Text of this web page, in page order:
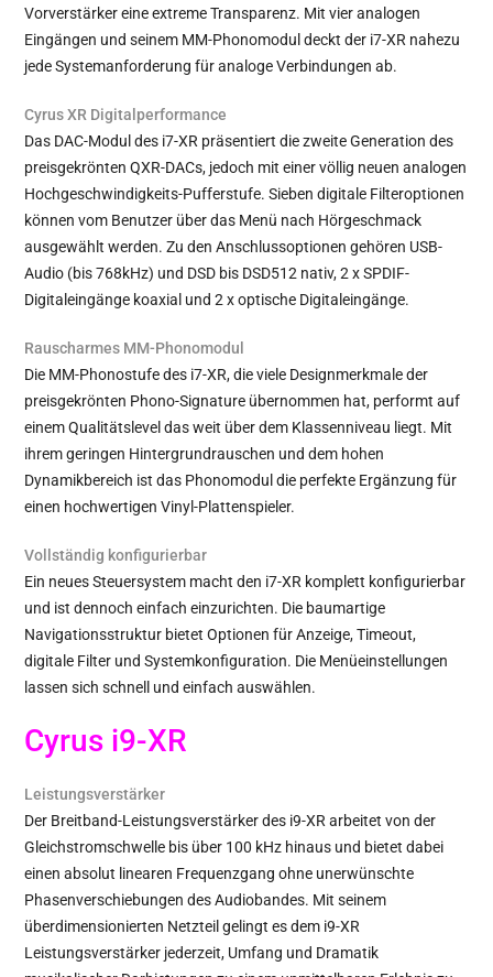
Vorverstärker eine extreme Transparenz. Mit vier analogen
Eingängen und seinem MM-Phonomodul deckt der i7-XR nahezu
jede Systemanforderung für analoge Verbindungen ab.
Cyrus XR Digitalperformance
Das DAC-Modul des i7-XR präsentiert die zweite Generation des
preisgekrönten QXR-DACs, jedoch mit einer völlig neuen analogen
Hochgeschwindigkeits-Pufferstufe. Sieben digitale Filteroptionen
können vom Benutzer über das Menü nach Hörgeschmack
ausgewählt werden. Zu den Anschlussoptionen gehören USB-
Audio (bis 768kHz) und DSD bis DSD512 nativ, 2 x SPDIF-
Digitaleingänge koaxial und 2 x optische Digitaleingänge.
Rauscharmes MM-Phonomodul
Die MM-Phonostufe des i7-XR, die viele Designmerkmale der
preisgekrönten Phono-Signature übernommen hat, performt auf
einem Qualitätslevel das weit über dem Klassenniveau liegt. Mit
ihrem geringen Hintergrundrauschen und dem hohen
Dynamikbereich ist das Phonomodul die perfekte Ergänzung für
einen hochwertigen Vinyl-Plattenspieler.
Vollständig konfigurierbar
Ein neues Steuersystem macht den i7-XR komplett konfigurierbar
und ist dennoch einfach einzurichten. Die baumartige
Navigationsstruktur bietet Optionen für Anzeige, Timeout,
digitale Filter und Systemkonfiguration. Die Menüeinstellungen
lassen sich schnell und einfach auswählen.
Cyrus i9-XR
Leistungsverstärker
Der Breitband-Leistungsverstärker des i9-XR arbeitet von der
Gleichstromschwelle bis über 100 kHz hinaus und bietet dabei
einen absolut linearen Frequenzgang ohne unerwünschte
Phasenverschiebungen des Audiobandes. Mit seinem
überdimensionierten Netzteil gelingt es dem i9-XR
Leistungsverstärker jederzeit, Umfang und Dramatik